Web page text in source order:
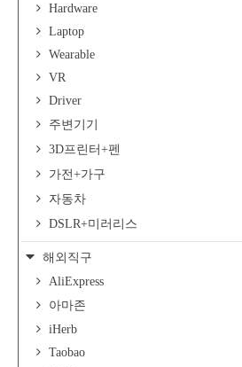
Hardware
Laptop
Wearable
VR
Driver
주변기기
3D프린터+펜
가전+가구
자동차
DSLR+미러리스
해외직구
AliExpress
아마존
iHerb
Taobao